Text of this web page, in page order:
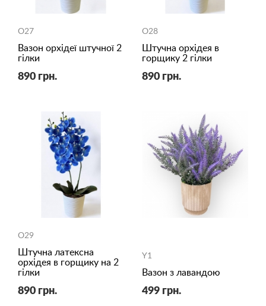
O27
Вазон орхідеї штучної 2
гілки
890 грн.
O28
Штучна орхідея в
горщику 2 гілки
890 грн.
O29
Штучна латексна
орхідея в горщику на 2
гілки
890 грн.
Y1
Вазон з лавандою
499 грн.